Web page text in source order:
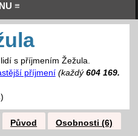
≡
s příjmením Žežula.
příjmení (každý 604 169.
Původ Osobnosti (6)